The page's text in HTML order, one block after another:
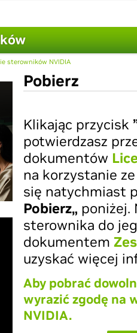
sterowników NVIDIA
Pobierz
Klikając przycisk
potwierdzasz
dokumentów
na korzystanie
się natychmiast
Pobierz„ poniżej.
sterownika do
dokumentem
uzyskać więcej
Aby pobrać
wyrazić zgodę na
NVIDIA.